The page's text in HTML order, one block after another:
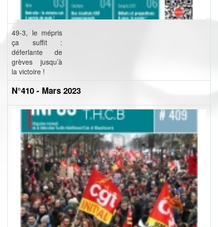
49-3, le mépris
ça suffit :
déferlante de
grèves jusqu’à
la victoire !
N°410 - Mars 2023